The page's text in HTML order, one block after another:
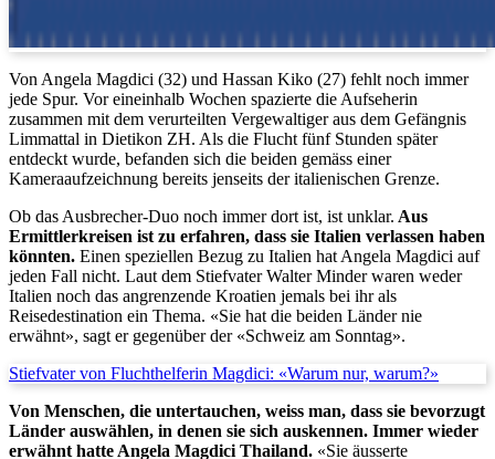
Von Angela Magdici (32) und Hassan Kiko (27) fehlt noch immer
jede Spur. Vor eineinhalb Wochen spazierte die Aufseherin
zusammen mit dem verurteilten Vergewaltiger aus dem Gefängnis
Limmattal in Dietikon ZH. Als die Flucht fünf Stunden später
entdeckt wurde, befanden sich die beiden gemäss einer
Kameraaufzeichnung bereits jenseits der italienischen Grenze.
Ob das Ausbrecher-Duo noch immer dort ist, ist unklar. Aus
Ermittlerkreisen ist zu erfahren, dass sie Italien verlassen haben
könnten. Einen speziellen Bezug zu Italien hat Angela Magdici auf
jeden Fall nicht. Laut dem Stiefvater Walter Minder waren weder
Italien noch das angrenzende Kroatien jemals bei ihr als
Reisedestination ein Thema. «Sie hat die beiden Länder nie
erwähnt», sagt er gegenüber der «Schweiz am Sonntag».
Stiefvater von Fluchthelferin Magdici: «Warum nur, warum?»
Von Menschen, die untertauchen, weiss man, dass sie bevorzugt
Länder auswählen, in denen sie sich auskennen. Immer wieder
erwähnt hatte Angela Magdici Thailand. «Sie äusserte